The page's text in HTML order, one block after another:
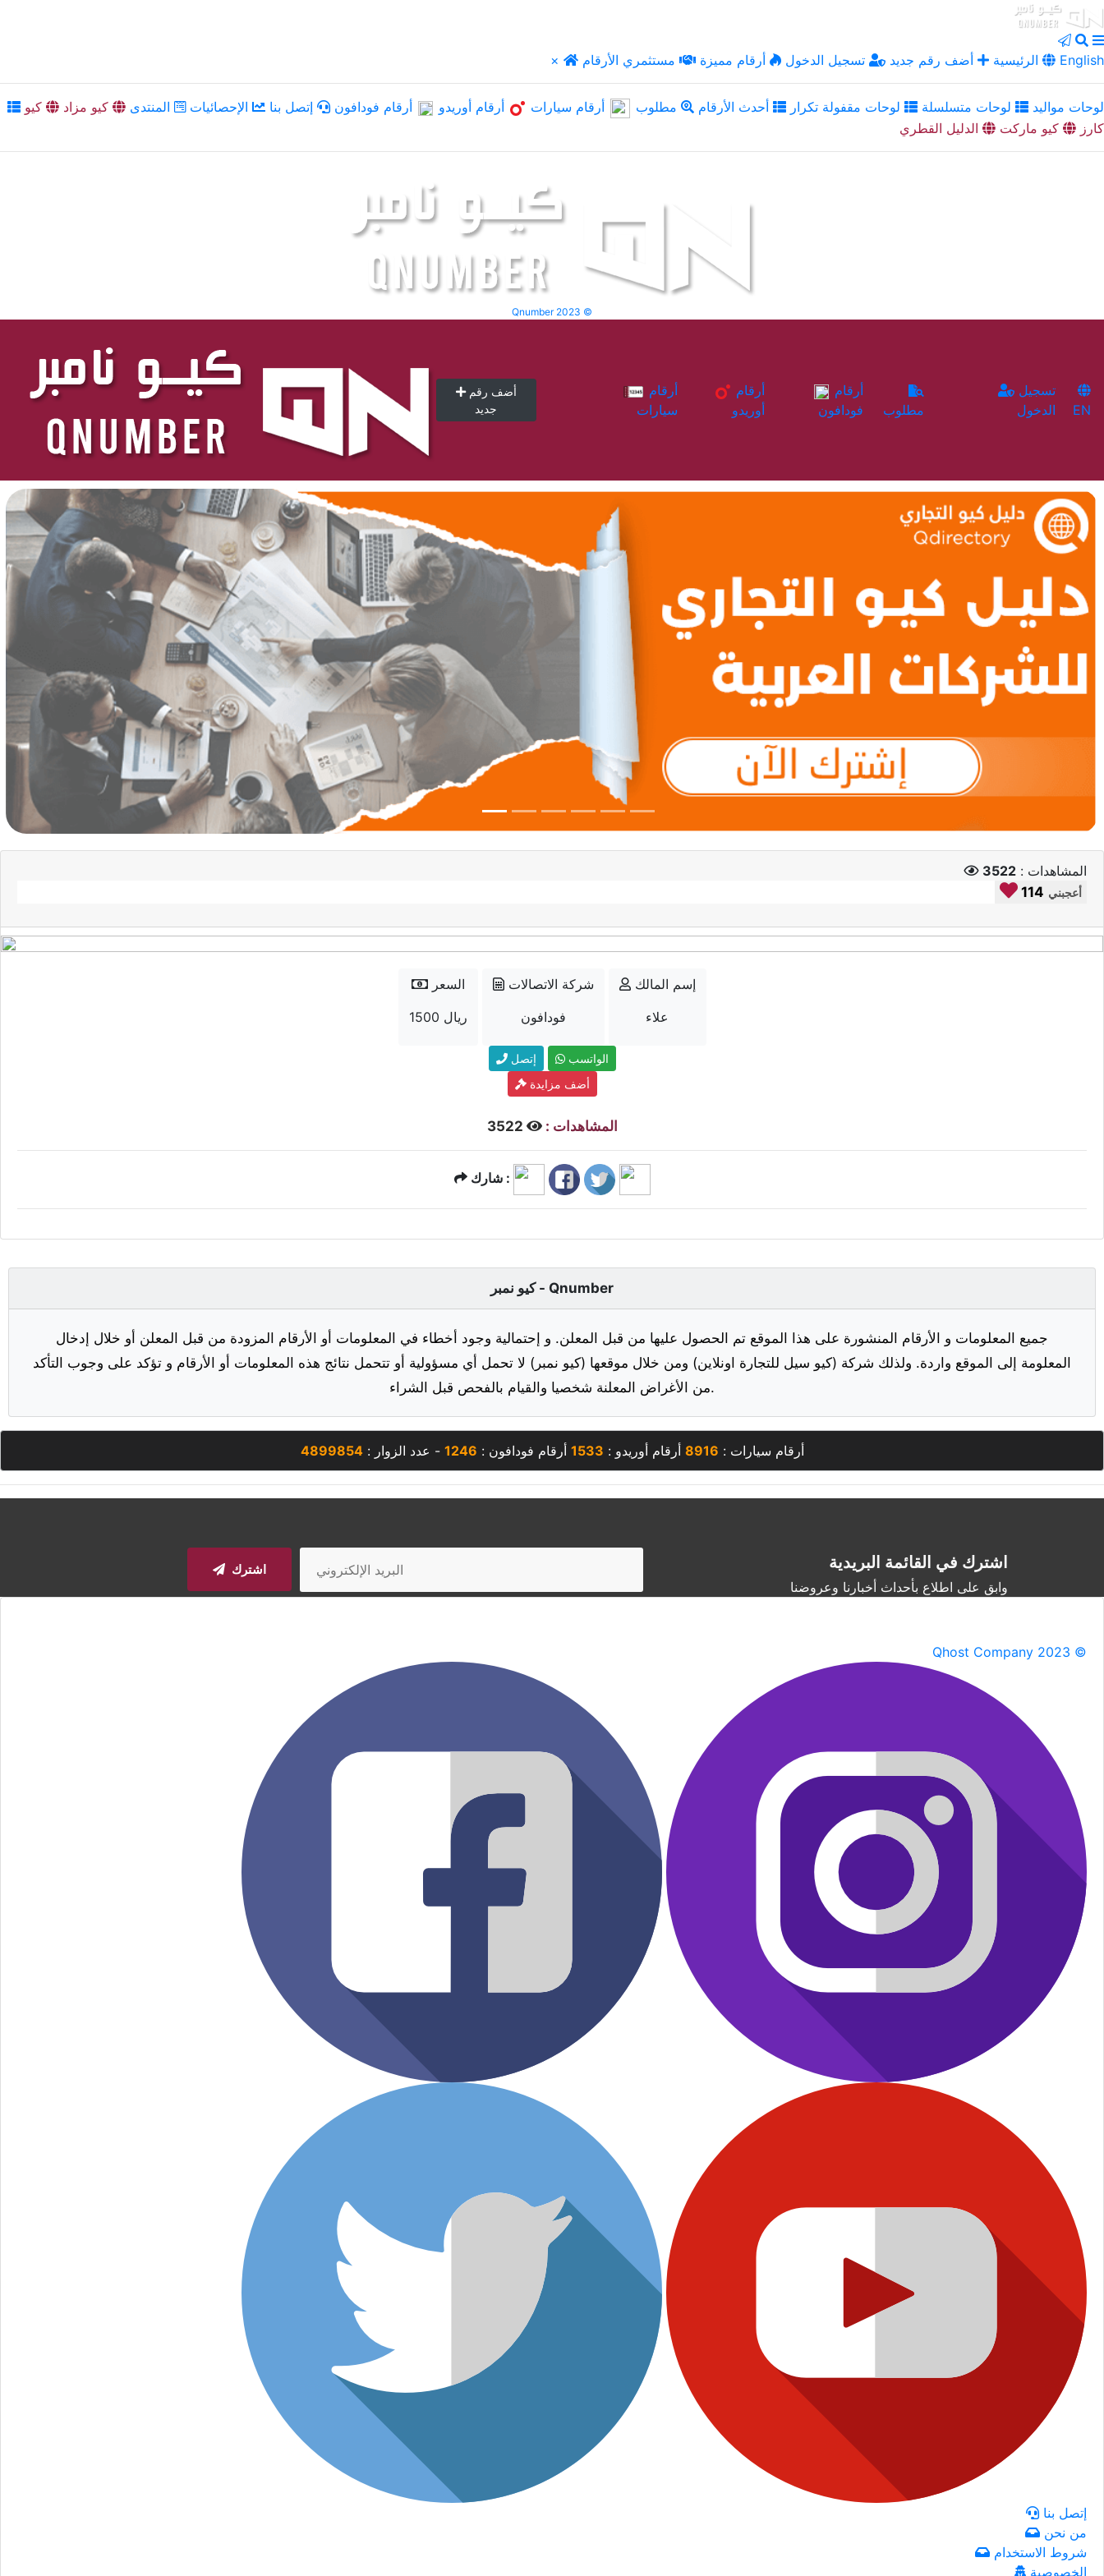
× الرئيسية أضف رقم جديد تسجيل الدخول أرقام مميزة مستثمري الأرقام English
لوحات مواليد لوحات متسلسلة لوحات مقفولة تكرار أحدث الأرقام مطلوب أرقام سيارات أرقام أوريدو أرقام فودافون إتصل بنا الإحصائيات المنتدى كيو مزاد
كيو
كارز
كيو ماركت الدليل القطري
Qnumber 2023 ©
أضف رقم
جديد
سيارات
أوريدو
فودافون
مطلوب
الدخول
EN
المشاهدات : 3522
114 أعجبني
السعر
1500 ريال
شركة الاتصالات
فودافون
إسم المالك
علاء
إتصل
الواتسب
أضف مزايدة
المشاهدات :
شارك :
كيو نمبر - Qnumber
جميع المعلومات و الأرقام المنشورة على هذا الموقع تم الحصول عليها من قبل المعلن. و إحتمالية وجود أخطاء في المعلومات أو الأرقام المزودة من قبل المعلن أو خلال إدخال
المعلومة إلى الموقع واردة. ولذلك شركة (كيو سيل للتجارة اونلاين) ومن خلال موقعها (كيو نمبر) لا تحمل أي مسؤولية أو تتحمل نتائج هذه المعلومات أو الأرقام و تؤكد على وجوب التأكد
من الأغراض المعلنة شخصيا والقيام بالفحص قبل الشراء.
أرقام سيارات : 8916 أرقام أوريدو : 1533 أرقام فودافون : 1246 - عدد الزوار :4899854
اشترك في القائمة البريدية
وابق على اطلاع بأحداث أخبارنا وعروضنا
اشترك
Qhost Company 2023 ©
إتصل بنا
من نحن
شروط الاستخدام
الخصوصية